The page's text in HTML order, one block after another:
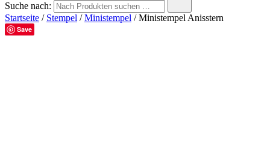
Suche nach:
Startseite / Stempel /Ministempel / Ministempel Anisstern
Save